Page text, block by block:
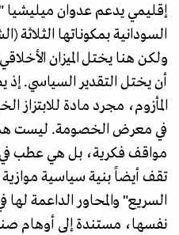
إقليمي يدعم عدوان ميليشيا
السودانية بمكوناتها
ولكن هنا يختل الميزان
أن يختل التقدير السياسي.
المأزوم، مجرد مادة
في معرض الخصومة. ليست
مواقف فكرية، بل هي عطب في
تقف أيضاً بنية سياسية
السريع" والمحاور الداعمة
نفسها، مستندة إلى أوهام